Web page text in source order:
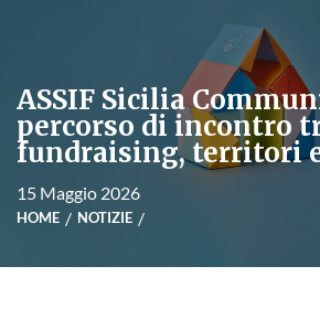
ASSIF Sicilia
percorso di incontro
fundraising, territori
15 Maggio 2026
HOME NOTIZIE